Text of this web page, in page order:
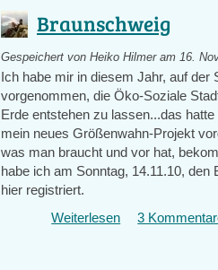
TT
Cafe
Braunschweig
Gespeichert vonHeiko Hilmeram 16.
Ich habe mir in diesem Jahr, auf
vorgenommen, die Öko-Soziale
Erde entstehen zu lassen...das
mein neues Größenwahn-Projekt
was man braucht und vor hat,
habe ich am Sonntag, 14.11.10, den
hier registriert.
Weiterlesen über
3